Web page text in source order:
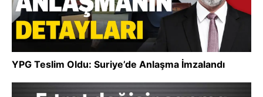
YPG Teslim Oldu: Suriye’de Anlaşma İmzalandı